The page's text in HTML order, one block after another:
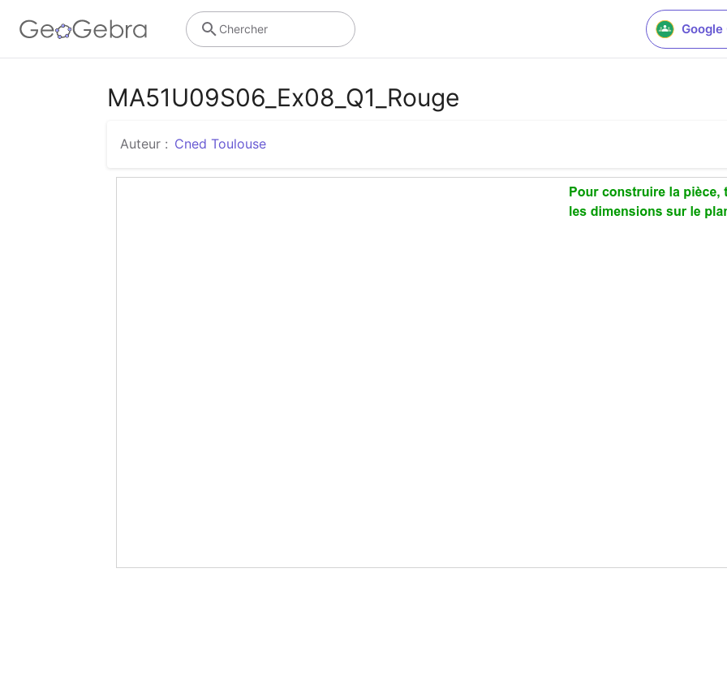
Google
Chercher
MA51U09S06_Ex08_Q1_Rouge
Auteur : Cned Toulouse